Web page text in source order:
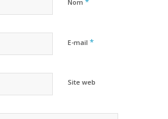
Nom
E-mail *
Site web